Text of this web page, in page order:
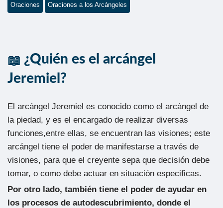
Oraciones Oraciones a los Arcángeles
¿Quién es el arcángel
Jeremiel?
El arcángel Jeremiel es conocido como el arcángel de
la piedad, y es el encargado de realizar diversas
funciones,entre ellas, se encuentran las visiones; este
arcángel tiene el poder de manifestarse a través de
visiones, para que el creyente sepa que decisión debe
tomar, o como debe actuar en situación especificas.
Por otro lado, también tiene el poder de ayudar en
los procesos de autodescubrimiento, donde el